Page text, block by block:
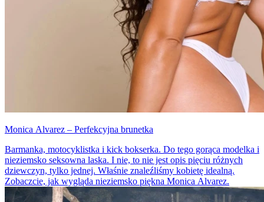
Monica Alvarez – Perfekcyjna brunetka
Barmanka, motocyklistka i kick bokserka. Do tego gorąca modelka i
nieziemsko seksowna laska. I nie, to nie jest opis pięciu różnych
dziewczyn, tylko jednej. Właśnie znaleźliśmy kobietę idealną.
Zobaczcie, jak wygląda nieziemsko piękna Monica Alvarez.